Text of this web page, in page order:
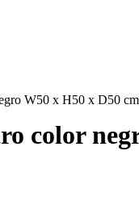
W50 x H50 x D50
color